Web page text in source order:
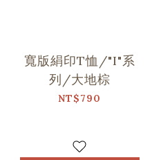
寬版絹印T恤/"I"系
列/大地棕
NT$790